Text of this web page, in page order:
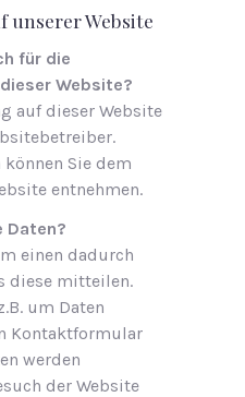
unserer Website
für die
Website?
auf dieser Website
Sie dem
entnehmen.
Daten?
einen dadurch
diese mitteilen.
um Daten
Kontaktformular
werden
der Website